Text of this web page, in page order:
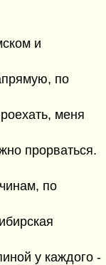
и
по
меня
прорваться.
по
у каждого -